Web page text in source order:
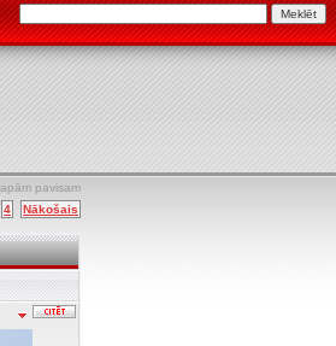
lapām pavisam
4 Nākošais